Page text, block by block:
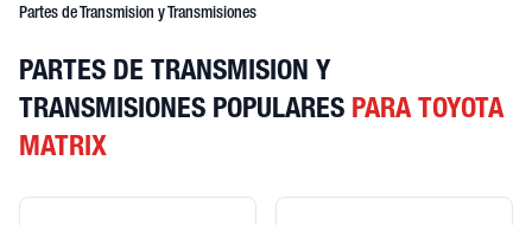
Partes de Transmision y Transmisiones
PARTES DE TRANSMISION Y
TRANSMISIONES POPULARES PARA TOYOTA
MATRIX